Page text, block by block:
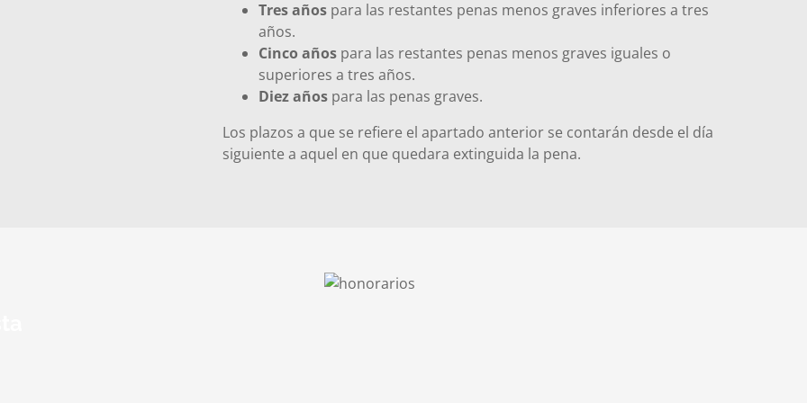
Tres años para las restantes penas menos graves inferiores a tres
años.
Cinco años para las restantes penas menos graves iguales o
superiores a tres años.
Diez años para las penas graves.
Los plazos a que se refiere el apartado anterior se contarán desde el día
siguiente a aquel en que quedara extinguida la pena.